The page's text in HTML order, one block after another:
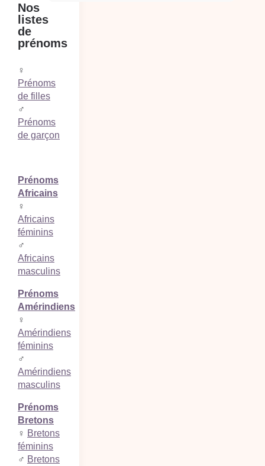
Nos
listes
de
prénoms
♀
Prénoms
de filles
♂
Prénoms
de garçon
Prénoms
Africains
♀
Africains
féminins
♂
Africains
masculins
Prénoms
Amérindiens
♀
Amérindiens
féminins
♂
Amérindiens
masculins
Prénoms
Bretons
♀ Bretons
féminins
♂ Bretons